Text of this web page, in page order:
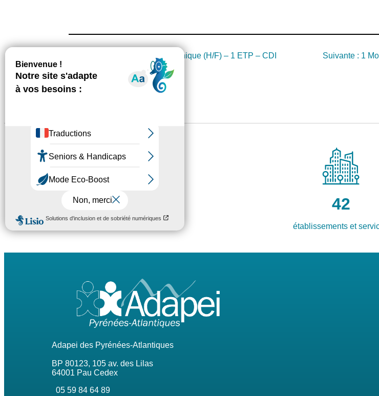
1 Adjoint Technique (H/F) – 1 ETP – CDI Suivante : 1
2247 42
établissements et
Adapei des Pyrénées-Atlantiques
BP 80123, 105 av. des Lilas
64001 Pau Cedex
05 59 84 64 89